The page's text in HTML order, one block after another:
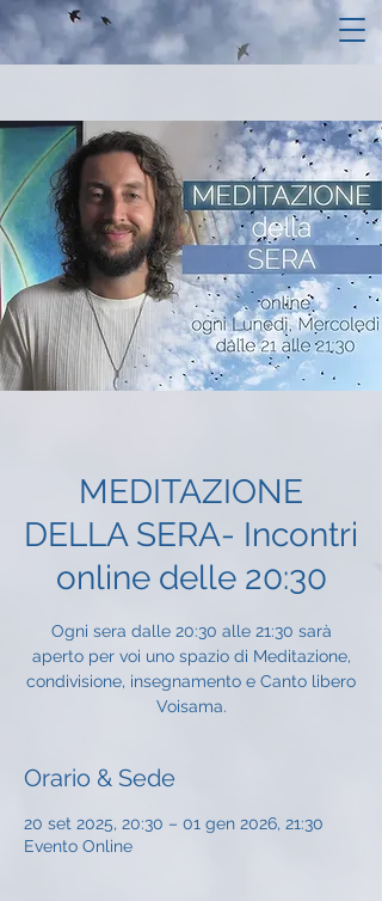
MEDITAZIONE
DELLA SERA- Incontri
online delle 20:30
Ogni sera dalle 20:30 alle 21:30 sarà
aperto per voi uno spazio di Meditazione,
condivisione, insegnamento e Canto libero
Voisama.
Orario & Sede
20 set 2025, 20:30 – 01 gen 2026, 21:30
Evento Online